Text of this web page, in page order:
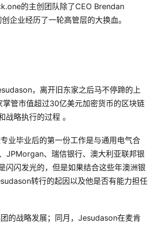
的主创团队除了CEO Brendan
企业经历了一轮高管层的大换血。
，离开旧东家之后马不停蹄的上
管市值超过30亿美元加密货币的区块链
略执行的过程 。
业毕业后的第一份工作是与通用电气合
JPMorgan、瑞信银行、澳大利亚联邦银
闪闪发光的，但是如果结合这些年澳洲银
转行的起因以及他是否有能力担任
的战略发展；同月，Jesudason在麦肯